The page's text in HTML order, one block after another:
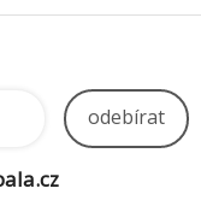
odebírat